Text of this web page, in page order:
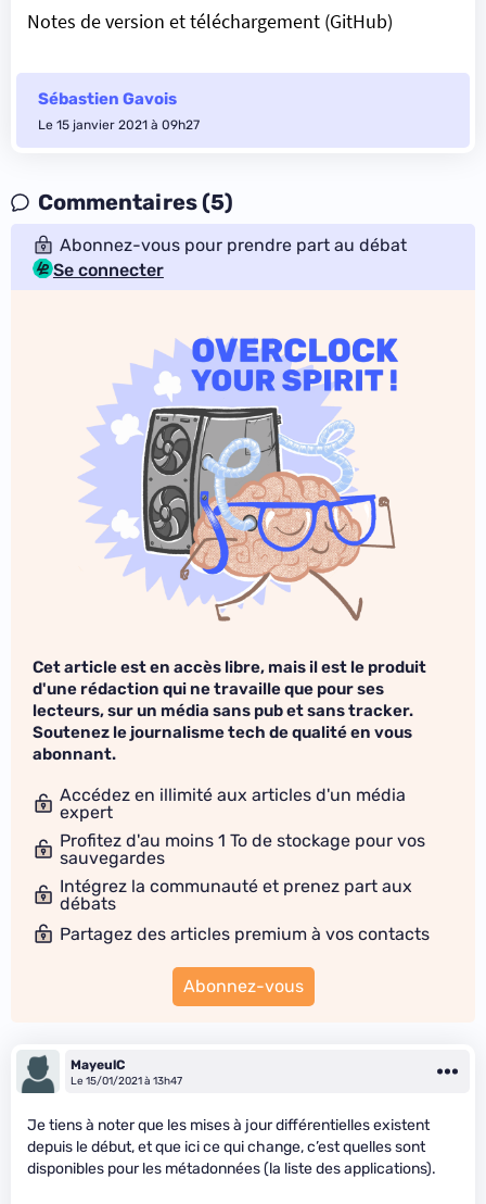
Notes de version et téléchargement (GitHub)
Sébastien Gavois
Le 15 janvier 2021 à 09h27
Commentaires (5)
Abonnez-vous pour prendre part au débat
Se connecter
Cet article est en accès libre, mais il est le produit
d'une rédaction qui ne travaille que pour ses
lecteurs, sur un média sans pub et sans tracker.
Soutenez le journalisme tech de qualité en vous
abonnant.
Accédez en illimité aux articles d'un média
expert
Profitez d'au moins 1 To de stockage pour vos
sauvegardes
Intégrez la communauté et prenez part aux
débats
Partagez des articles premium à vos contacts
Abonnez-vous
MayeulC
Le 15/01/2021 à 13h47
Je tiens à noter que les mises à jour différentielles existent
depuis le début, et que ici ce qui change, c’est quelles sont
disponibles pour les métadonnées (la liste des applications).